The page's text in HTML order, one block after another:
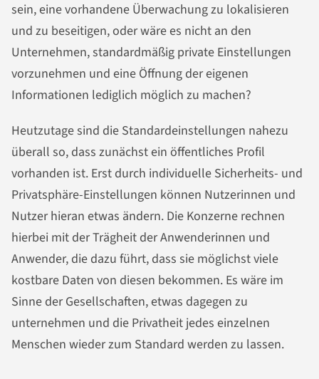
sein, eine vorhandene Überwachung zu lokalisieren
und zu beseitigen, oder wäre es nicht an den
Unternehmen, standardmäßig private Einstellungen
vorzunehmen und eine Öffnung der eigenen
Informationen lediglich möglich zu machen?
Heutzutage sind die Standardeinstellungen nahezu
überall so, dass zunächst ein öffentliches Profil
vorhanden ist. Erst durch individuelle Sicherheits- und
Privatsphäre-Einstellungen können Nutzerinnen und
Nutzer hieran etwas ändern. Die Konzerne rechnen
hierbei mit der Trägheit der Anwenderinnen und
Anwender, die dazu führt, dass sie möglichst viele
kostbare Daten von diesen bekommen. Es wäre im
Sinne der Gesellschaften, etwas dagegen zu
unternehmen und die Privatheit jedes einzelnen
Menschen wieder zum Standard werden zu lassen.